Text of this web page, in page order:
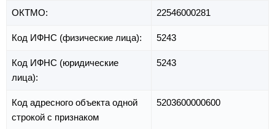
ОКТМО: 22546000281
Код ИФНС (физические лица): 5243
Код ИФНС (юридические
лица):
5243
Код адресного объекта одной
строкой с признаком
5203600000600